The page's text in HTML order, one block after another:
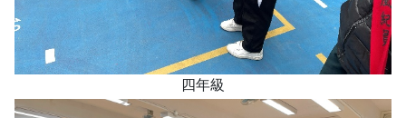
四年級